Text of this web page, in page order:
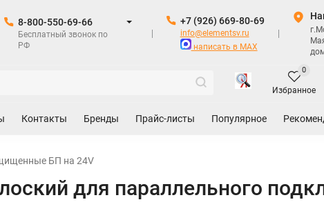
8-800-550-69-66
Бесплатный звонок по
РФ
+7 (926) 669-80-69
info@elementsv.ru
написать в MAX
Избранное
0
Контакты Бренды Прайс-листы Популярное
БП на 24V
для параллельного